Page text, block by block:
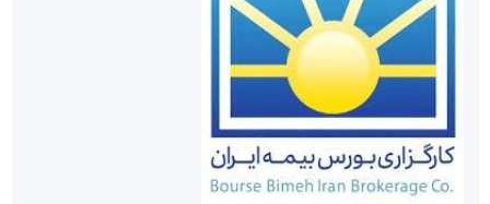
روابط عمومی خبرگزاری گزارش خبر